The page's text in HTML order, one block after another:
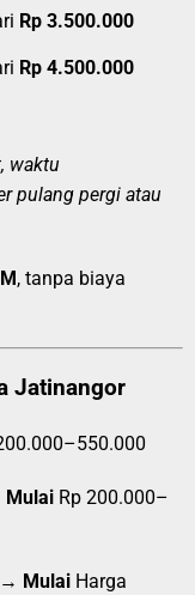
Rp 3.500.000
Rp 4.500.000
waktu
pulang pergi atau
, tanpa biaya
Jatinangor
Mulai Rp 200.000–
→ Mulai Harga